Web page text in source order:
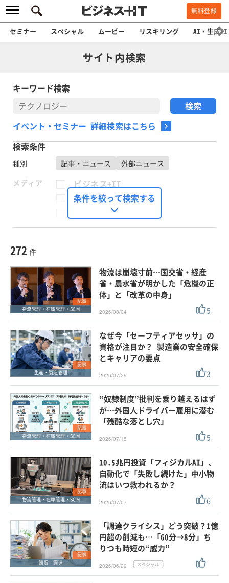
無料登録
セミナー スペシャル ムービー リスキリング AI・生成AI
サイト内検索
キーワード検索
イベント・セミナー 詳細検索はこちら
検索条件
種別 記事・ニュース
外部ニュース
メディア
ビジネス+IT
FinTech Journal
Seizo Trend
外部ニュース
スペシャルに限定する
タグ
クリア この条件で検索する
条件を絞って検索する
272 件
記事
物流管理・在庫管理・SCM
物流は崩壊寸前…国交省・経産
省・農水省が明かした「危機の正
体」と「改革の中身」
2026/08/04 5
記事
生産・製造管理
なぜ今「セーフティアセッサ」の
資格が注目か？ 製造業の安全確保
とキャリアの要点
2026/07/29 3
記事
物流管理・在庫管理・SCM
“奴隷制度”批判を乗り越えるはず
が…外国人ドライバー雇用に潜む
「残酷な落とし穴」
2026/07/15 5
記事
物流管理・在庫管理・SCM
10.5兆円投資「フィジカルAI」、
自動化で「失敗し続けた」中小物
流はいつ救われるか？
2026/07/07 6
記事
購買・調達
「調達クライシス」どう突破？1億
円超の削減も…「60分→8分」ち
りつも時短の“威力”
2026/06/29